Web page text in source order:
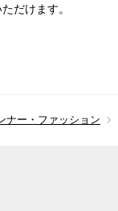
だけます。
ナー・ファッション